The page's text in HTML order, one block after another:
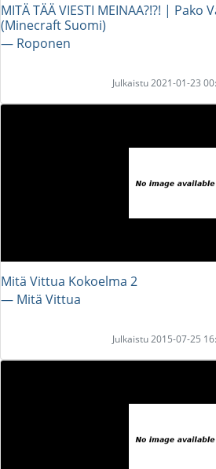
MITÄ TÄÄ VIESTI MEINAA?!?! | Pako
(Minecraft Suomi)
― Roponen
Julkaistu 2021-01-23
Mitä Vittua Kokoelma 2
― Mitä Vittua
Julkaistu 2015-07-25